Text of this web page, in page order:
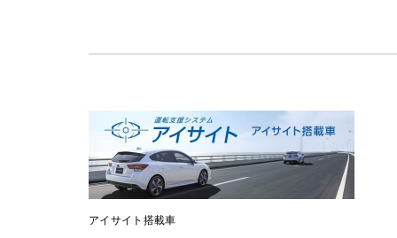
アイサイト搭載車